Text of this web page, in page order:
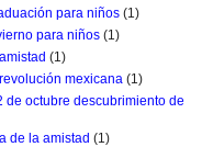
para niños (1)
para niños (1)
(1)
mexicana (1)
de octubre descubrimiento de
de la amistad (1)